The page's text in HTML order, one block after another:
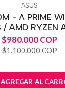
ASUS
- A PRIME
/ AMD RYZEN
$980.000 COP
$1.100.000 COP
AGREGAR AL